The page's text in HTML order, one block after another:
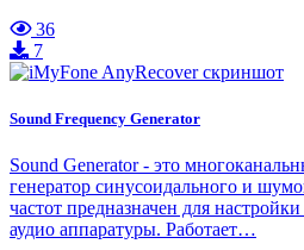
36
7
Sound Frequency Generator
Sound Generator - это
генератор синусоидального и
частот предназначен для
аудио аппаратуры. Работает…